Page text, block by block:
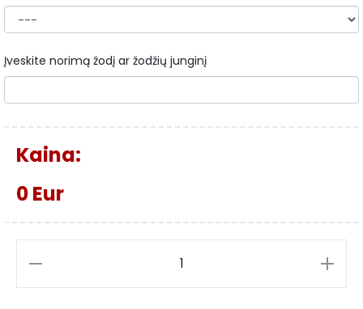
Įveskite norimą žodį ar žodžių junginį
Kaina:
0Eur